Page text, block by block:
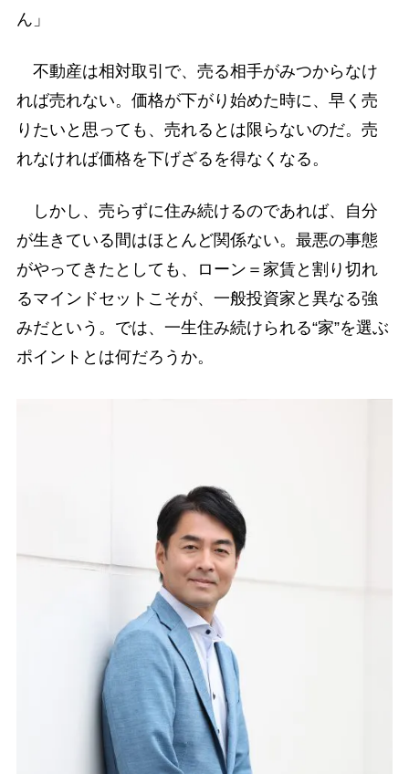
ん」
不動産は相対取引で、売る相手がみつからなけ
れば売れない。価格が下がり始めた時に、早く売
りたいと思っても、売れるとは限らないのだ。売
れなければ価格を下げざるを得なくなる。
しかし、売らずに住み続けるのであれば、自分
が生きている間はほとんど関係ない。最悪の事態
がやってきたとしても、ローン＝家賃と割り切れ
るマインドセットこそが、一般投資家と異なる強
みだという。では、一生住み続けられる“家”を選ぶ
ポイントとは何だろうか。